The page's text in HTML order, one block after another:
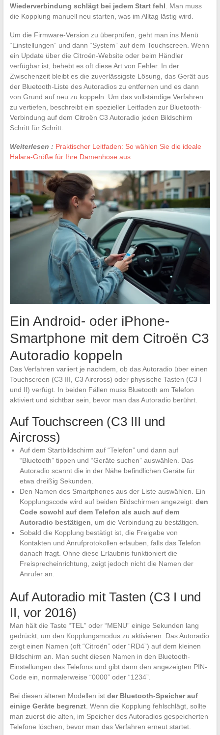
Wiederverbindung schlägt bei jedem Start fehl . Man muss
die Kopplung manuell neu starten, was im Alltag lästig wird.
Um die Firmware-Version zu überprüfen, geht man ins Menü
“Einstellungen” und dann “System” auf dem Touchscreen. Wenn
ein Update über die Citroën-Website oder beim Händler
verfügbar ist, behebt es oft diese Art von Fehler. In der
Zwischenzeit bleibt es die zuverlässigste Lösung, das Gerät aus
der Bluetooth-Liste des Autoradios zu entfernen und es dann
von Grund auf neu zu koppeln. Um das vollständige Verfahren
zu vertiefen, beschreibt ein spezieller Leitfaden zur Bluetooth-
Verbindung auf dem Citroën C3 Autoradio jeden Bildschirm
Schritt für Schritt.
Weiterlesen : Praktischer Leitfaden: So wählen Sie die ideale
Halara-Größe für Ihre Damenhose aus
Ein Android- oder iPhone-
Smartphone mit dem Citroën C3
Autoradio koppeln
Das Verfahren variiert je nachdem, ob das Autoradio über einen
Touchscreen (C3 III, C3 Aircross) oder physische Tasten (C3 I
und II) verfügt. In beiden Fällen muss Bluetooth am Telefon
aktiviert und sichtbar sein, bevor man das Autoradio berührt.
Auf Touchscreen (C3 III und
Aircross)
Auf dem Startbildschirm auf “Telefon” und dann auf
“Bluetooth” tippen und “Geräte suchen” auswählen. Das
Autoradio scannt die in der Nähe befindlichen Geräte für
etwa dreißig Sekunden.
Den Namen des Smartphones aus der Liste auswählen. Ein
Kopplungscode wird auf beiden Bildschirmen angezeigt: den
Code sowohl auf dem Telefon als auch auf dem
Autoradio bestätigen, um die Verbindung zu bestätigen.
Sobald die Kopplung bestätigt ist, die Freigabe von
Kontakten und Anrufprotokollen erlauben, falls das Telefon
danach fragt. Ohne diese Erlaubnis funktioniert die
Freisprecheinrichtung, zeigt jedoch nicht die Namen der
Anrufer an.
Auf Autoradio mit Tasten (C3 I und
II, vor 2016)
Man hält die Taste “TEL” oder “MENU” einige Sekunden lang
gedrückt, um den Kopplungsmodus zu aktivieren. Das Autoradio
zeigt einen Namen (oft “Citroën” oder “RD4”) auf dem kleinen
Bildschirm an. Man sucht diesen Namen in den Bluetooth-
Einstellungen des Telefons und gibt dann den angezeigten PIN-
Code ein, normalerweise “0000” oder “1234”.
Bei diesen älteren Modellen ist der Bluetooth-Speicher auf
einige Geräte begrenzt. Wenn die Kopplung fehlschlägt, sollte
man zuerst die alten, im Speicher des Autoradios gespeicherten
Telefone löschen, bevor man das Verfahren erneut startet.